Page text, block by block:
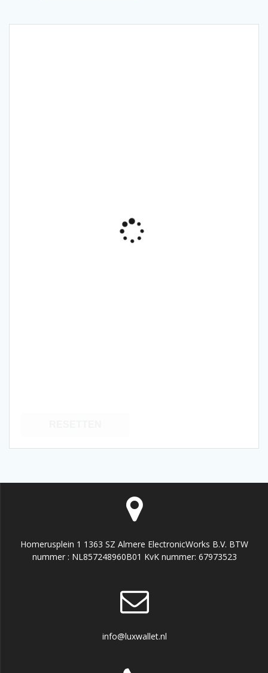
Homerusplein 1 1363 SZ Almere ElectronicWorks B.V. BTW
nummer : NL857248960B01 KvK nummer: 67973523
info@luxwallet.nl